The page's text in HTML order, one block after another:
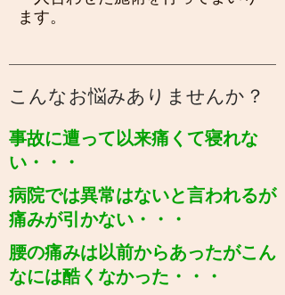
ます。
こんなお悩みありませんか？
事故に遭って以来痛くて寝れな
い・・・
​病院では異常はないと言われるが
痛みが引かない・・・
​腰の痛みは以前からあったがこん
なには酷くなかった・・・